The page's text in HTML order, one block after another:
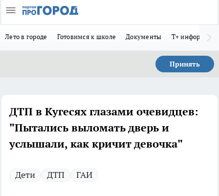
Лето в городе Готовимся к школе Документы Т+
Принять
ДТП в Кугесях глазами очевидцев:
"Пытались выломать дверь и
услышали, как кричит девочка"
Дети ДТП ГАИ